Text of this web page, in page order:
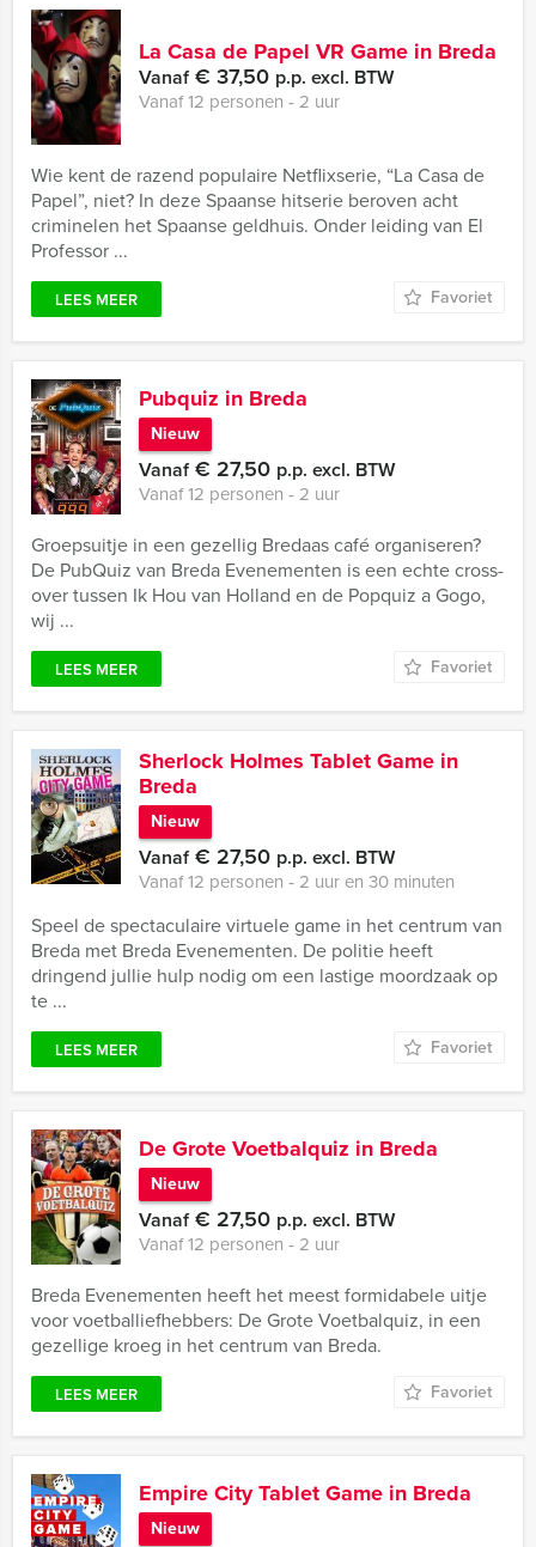
La Casa de Papel VR Game in Breda
Vanaf€ 37,50 p.p. excl. BTW
Vanaf 12 personen ‐ 2 uur
Wie kent de razend populaire Netflixserie, “La Casa de
Papel”, niet? In deze Spaanse hitserie beroven acht
criminelen het Spaanse geldhuis. Onder leiding van El
Professor ...
LEES MEER Favoriet
Pubquiz in Breda
Nieuw
Vanaf€ 27,50 p.p. excl. BTW
Vanaf 12 personen ‐ 2 uur
Groepsuitje in een gezellig Bredaas café organiseren?
De PubQuiz van Breda Evenementen is een echte cross-
over tussen Ik Hou van Holland en de Popquiz a Gogo,
wij ...
LEES MEER Favoriet
Sherlock Holmes Tablet Game in
Breda
Nieuw
Vanaf€ 27,50 p.p. excl. BTW
Vanaf 12 personen ‐ 2 uur en 30 minuten
Speel de spectaculaire virtuele game in het centrum van
Breda met Breda Evenementen. De politie heeft
dringend jullie hulp nodig om een lastige moordzaak op
te ...
LEES MEER Favoriet
De Grote Voetbalquiz in Breda
Nieuw
Vanaf€ 27,50 p.p. excl. BTW
Vanaf 12 personen ‐ 2 uur
Breda Evenementen heeft het meest formidabele uitje
voor voetballiefhebbers: De Grote Voetbalquiz, in een
gezellige kroeg in het centrum van Breda.
LEES MEER Favoriet
Empire City Tablet Game in Breda
Nieuw